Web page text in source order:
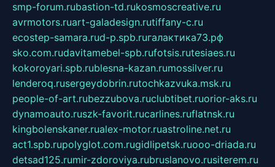
smp-forum.rubastion-td.rukosmoscreative.ru
avrmotors.ruart-galadesign.rutiffany-c.ru
ecostep-samara.rud-p.spb.ruгалактика73.рф
sko.com.rudavitamebel-spb.rufotsis.rutesiaes.ru
kokoroyari.spb.rublesna-kazan.rumossilver.ru
lenderoq.rusergeydobrin.rutochkazvuka.msk.ru
people-of-art.rubezzubova.ruclubtibet.ruorior-aks.ru
dynamoauto.ruszk-favorit.rucarlines.ruflatnsk.ru
kingbolenskaner.rualex-motor.ruastroline.net.ru
act1.spb.rupolyglot.com.rugidlipetsk.ruooo-driada.ru
detsad125.rumir-zdoroviya.rubruslanovo.rusiterem.ru